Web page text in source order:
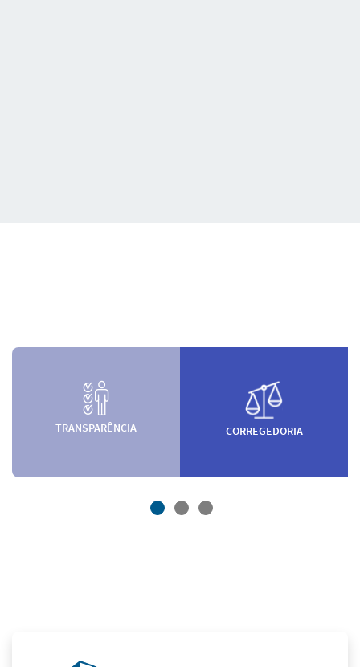
TRANSPARÊNCIA CORREGEDORIA